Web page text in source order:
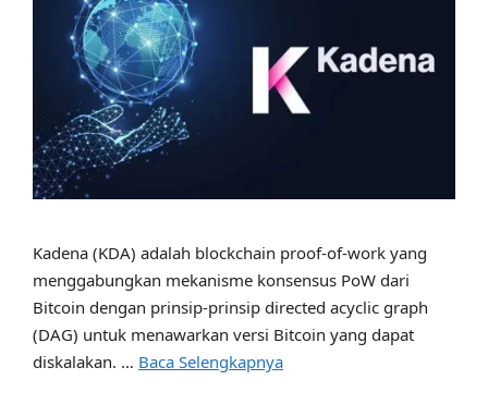
Kadena (KDA) adalah blockchain proof-of-work yang
menggabungkan mekanisme konsensus PoW dari
Bitcoin dengan prinsip-prinsip directed acyclic graph
(DAG) untuk menawarkan versi Bitcoin yang dapat
diskalakan. … Baca Selengkapnya